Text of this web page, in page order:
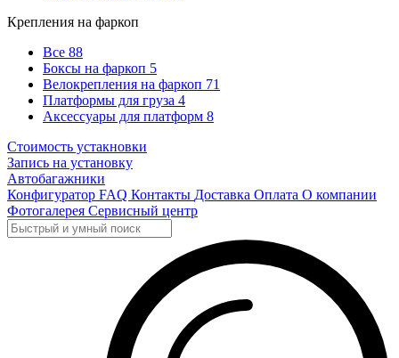
Крепления на фаркоп
Все 88
Боксы на фаркоп 5
Велокрепления на фаркоп 71
Платформы для груза 4
Аксессуары для платформ 8
Стоимость устакновки
Запись на установку
Автобагажники
Конфигуратор FAQ Контакты Доставка Оплата О компании
Фотогалерея Сервисный центр